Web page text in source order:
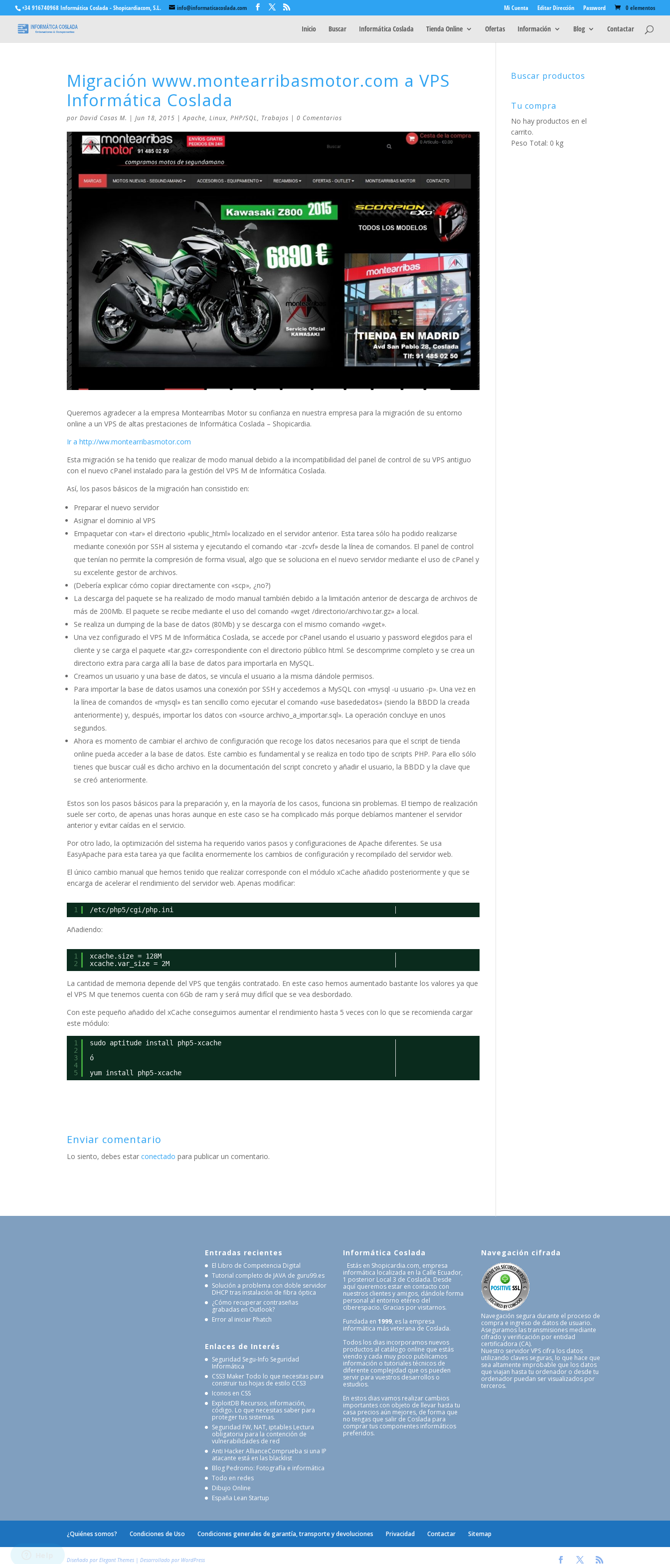
+34 916740968 Informática Coslada - Shopicardiacom, S.L. info@informaticacoslada.com Mi Cuenta Editar Dirección Password 0 elementos
Inicio Buscar Informática Coslada Tienda Online Ofertas Información Blog Contactar
Migración www.montearribasmotor.com a VPS
Informática Coslada
porDavid Casas M. |Jun 18, 2015 |Apache,Linux,PHP/SQL, Trabajos |0 Comentarios
Queremos agradecer a la empresa Montearribas Motor su confianza en nuestra empresa para la migración de su entorno
online a un VPS de altas prestaciones de Informática Coslada – Shopicardia.
Ir a http://ww.montearribasmotor.com
Esta migración se ha tenido que realizar de modo manual debido a la incompatibilidad del panel de control de su VPS antiguo
con el nuevo cPanel instalado para la gestión del VPS M de Informática Coslada.
Así, los pasos básicos de la migración han consistido en:
Preparar el nuevo servidor
Asignar el dominio al VPS
Empaquetar con «tar» el directorio «public_html» localizado en el servidor anterior. Esta tarea sólo ha podido realizarse
mediante conexión por SSH al sistema y ejecutando el comando «tar -zcvf» desde la línea de comandos. El panel de control
que tenían no permite la compresión de forma visual, algo que se soluciona en el nuevo servidor mediante el uso de cPanel y
su excelente gestor de archivos.
(Debería explicar cómo copiar directamente con «scp», ¿no?)
La descarga del paquete se ha realizado de modo manual también debido a la limitación anterior de descarga de archivos de
más de 200Mb. El paquete se recibe mediante el uso del comando «wget /directorio/archivo.tar.gz» a local.
Se realiza un dumping de la base de datos (80Mb) y se descarga con el mismo comando «wget».
Una vez configurado el VPS M de Informática Coslada, se accede por cPanel usando el usuario y password elegidos para el
cliente y se carga el paquete «tar.gz» correspondiente con el directorio público html. Se descomprime completo y se crea un
directorio extra para carga allí la base de datos para importarla en MySQL.
Creamos un usuario y una base de datos, se vincula el usuario a la misma dándole permisos.
Para importar la base de datos usamos una conexión por SSH y accedemos a MySQL con «mysql -u usuario -p». Una vez en
la línea de comandos de «mysql» es tan sencillo como ejecutar el comando «use basededatos» (siendo la BBDD la creada
anteriormente) y, después, importar los datos con «source archivo_a_importar.sql». La operación concluye en unos
segundos.
Ahora es momento de cambiar el archivo de configuración que recoge los datos necesarios para que el script de tienda
online pueda acceder a la base de datos. Este cambio es fundamental y se realiza en todo tipo de scripts PHP. Para ello sólo
tienes que buscar cuál es dicho archivo en la documentación del script concreto y añadir el usuario, la BBDD y la clave que
se creó anteriormente.
Estos son los pasos básicos para la preparación y, en la mayoría de los casos, funciona sin problemas. El tiempo de realización
suele ser corto, de apenas unas horas aunque en este caso se ha complicado más porque debíamos mantener el servidor
anterior y evitar caídas en el servicio.
Por otro lado, la optimización del sistema ha requerido varios pasos y configuraciones de Apache diferentes. Se usa
EasyApache para esta tarea ya que facilita enormemente los cambios de configuración y recompilado del servidor web.
El único cambio manual que hemos tenido que realizar corresponde con el módulo xCache añadido posteriormente y que se
encarga de acelerar el rendimiento del servidor web. Apenas modificar:
1 /etc/php5/cgi/php.ini
Añadiendo:
1
2
xcache.size = 128M
xcache.var_size = 2M
La cantidad de memoria depende del VPS que tengáis contratado. En este caso hemos aumentado bastante los valores ya que
el VPS M que tenemos cuenta con 6Gb de ram y será muy difícil que se vea desbordado.
Con este pequeño añadido del xCache conseguimos aumentar el rendimiento hasta 5 veces con lo que se recomienda cargar
este módulo:
1
2
3
4
5
sudo aptitude install php5-xcache
ó
yum install php5-xcache
Enviar comentario
Lo siento, debes estarconectado para publicar un comentario.
Buscar productos
Tu compra
No hay productos en el
carrito.
Peso Total: 0 kg
Entradas recientes
El Libro de Competencia Digital
Tutorial completo de JAVA de guru99.es
Solución a problema con doble servidor
DHCP tras instalación de fibra óptica
¿Cómo recuperar contraseñas
grabadas en Outlook?
Error al iniciar Phatch
Enlaces de Interés
Seguridad Segu-Info Seguridad
Informática
CSS3 MakerTodo lo que necesitas para
construir tus hojas de estilo CCS3
Iconos en CSS
ExploitDB Recursos, información,
código. Lo que necesitas saber para
proteger tus sistemas.
Seguridad FW, NAT, iptables Lectura
obligatoria para la contención de
vulnerabilidades de red
Anti Hacker AllianceComprueba si una IP
atacante está en las blacklist
Blog Pedromo: Fotografía e informática
Todo en redes
Dibujo Online
España Lean Startup
Informática Coslada
Estás en Shopicardia.com, empresa
informática localizada en la Calle Ecuador,
1 posterior Local 3 de Coslada. Desde
aquí queremos estar en contacto con
nuestros clientes y amigos, dándole forma
personal al entorno etéreo del
ciberespacio. Gracias por visitarnos.
Fundada en1999, es la empresa
informática más veterana de Coslada.
Todos los dias incorporamos nuevos
productos al catálogo online que estás
viendo y cada muy poco publicamos
información o tutoriales técnicos de
diferente complejidad que os pueden
servir para vuestros desarrollos o
estudios.
En estos dias vamos realizar cambios
importantes con objeto de llevar hasta tu
casa precios aún mejores, de forma que
no tengas que salir de Coslada para
comprar tus componentes informáticos
preferidos.
Navegación cifrada
Navegación segura durante el proceso de
compra e ingreso de datos de usuario.
Aseguramos las transmisiones mediante
cifrado y verificación por entidad
certificadora (CA).
Nuestro servidor VPS cifra los datos
utilizando claves seguras, lo que hace que
sea altamente improbable que los datos
que viajan hasta tu ordenador o desde tu
ordenador puedan ser visualizados por
terceros.
¿Quiénes somos? Condiciones de Uso Condiciones generales de garantía, transporte y devoluciones Privacidad Contactar Sitemap
Diseñado porElegant Themes | Desarrollado por WordPress